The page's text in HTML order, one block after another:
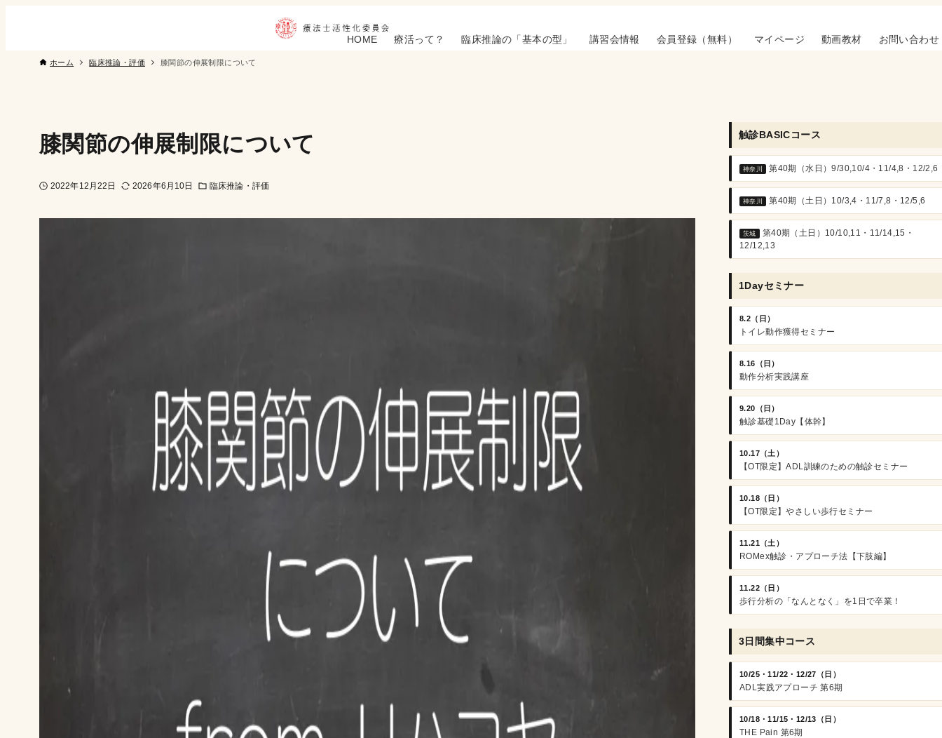
HOME 療活って？ 臨床推論の「基本の型」 講習会情報 会員登録（無料） マイページ 動画教材 お問い合わせ
ホーム 臨床推論・評価 膝関節の伸展制限について
膝関節の伸展制限について
2022年12月22日 2026年6月10日 臨床推論・評価
触診BASICコース
神奈川 第40期（水日）9/30,10/4・11/4,8・12/2,6
神奈川 第40期（土日）10/3,4・11/7,8・12/5,6
茨城
第40期（土日）10/10,11・11/14,15・
12/12,13
1Dayセミナー
8.2（日）
トイレ動作獲得セミナー
8.16（日）
動作分析実践講座
9.20（日）
触診基礎1Day【体幹】
10.17（土）
【OT限定】ADL訓練のための触診セミナー
10.18（日）
【OT限定】やさしい歩行セミナー
11.21（土）
ROMex触診・アプローチ法【下肢編】
11.22（日）
歩行分析の「なんとなく」を1日で卒業！
3日間集中コース
10/25・11/22・12/27（日）
ADL実践アプローチ 第6期
10/18・11/15・12/13（日）
THE Pain 第6期